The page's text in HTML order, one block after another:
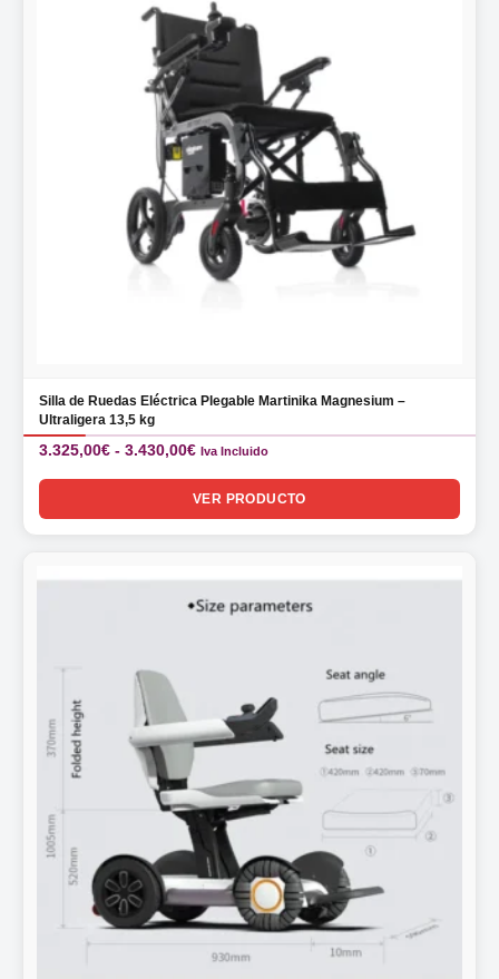
Silla de Ruedas Eléctrica Plegable Martinika Magnesium –
Ultraligera 13,5 kg
3.325,00€ - 3.430,00€Rango
desde
Iva Incluido
VER PRODUCTO